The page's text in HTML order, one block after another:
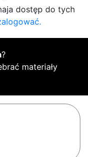
dostęp do tych
?
materiały